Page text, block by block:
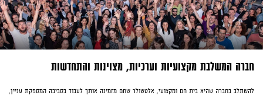
חברה המשלבת מקצועיות וערכיות, מצוינות והתחדשות
להשתלב בחברה שהיא בית חם ומקצועי, אלטשולר שחם מזמינה אותך לעבוד בסביבה המספקת עניין,